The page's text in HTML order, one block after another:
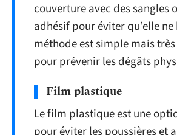
couverture avec des sangles
adhésif pour éviter qu’elle
méthode est simple mais
pour prévenir les dégâts
Film plastique
Le film plastique est une
pour éviter les poussières et